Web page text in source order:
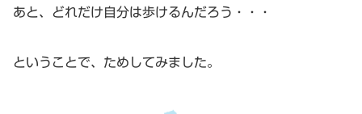
あと、どれだけ自分は歩けるんだろう・・・
ということで、ためしてみました。